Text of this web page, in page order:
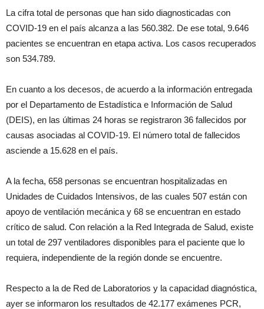
La cifra total de personas que han sido diagnosticadas con
COVID-19 en el país alcanza a las 560.382. De ese total, 9.646
pacientes se encuentran en etapa activa. Los casos recuperados
son 534.789.
En cuanto a los decesos, de acuerdo a la información entregada
por el Departamento de Estadística e Información de Salud
(DEIS), en las últimas 24 horas se registraron 36 fallecidos por
causas asociadas al COVID-19. El número total de fallecidos
asciende a 15.628 en el país.
A la fecha, 658 personas se encuentran hospitalizadas en
Unidades de Cuidados Intensivos, de las cuales 507 están con
apoyo de ventilación mecánica y 68 se encuentran en estado
crítico de salud. Con relación a la Red Integrada de Salud, existe
un total de 297 ventiladores disponibles para el paciente que lo
requiera, independiente de la región donde se encuentre.
Respecto a la de Red de Laboratorios y la capacidad diagnóstica,
ayer se informaron los resultados de 42.177 exámenes PCR,